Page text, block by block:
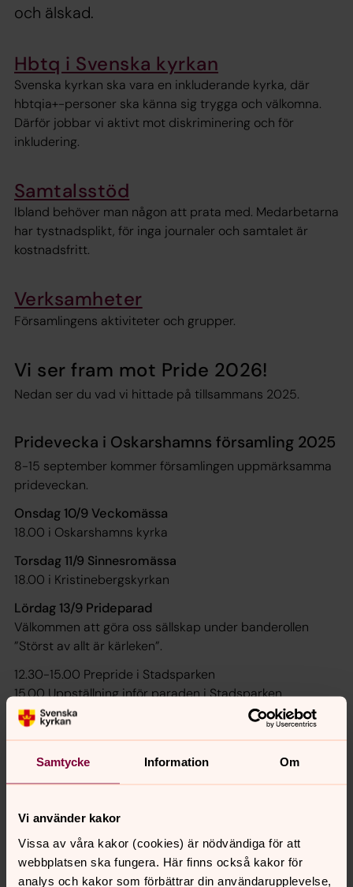
Samtycke Information Om
Vi använder kakor
Vissa av våra kakor (cookies) är nödvändiga för att
webbplatsen ska fungera. Här finns också kakor för
analys och kakor som förbättrar din användarupplevelse,
och älskad.
Hbtq i Svenska kyrkan
Svenska kyrkan ska vara en inkluderande kyrka, där
hbtqia+-personer ska känna sig trygga och välkomna.
Därför jobbar vi aktivt mot diskriminering och för
inkludering.
Samtalsstöd
Ibland behöver man någon att prata med. Medarbetarna
har tystnadsplikt, för inga journaler och samtalet är
kostnadsfritt.
Verksamheter
Församlingens aktiviteter och grupper.
Vi ser fram mot Pride 2026!
Nedan ser du vad vi hittade på tillsammans 2025.
Pridevecka i Oskarshamns församling 2025
8-15 september kommer församlingen uppmärksamma
prideveckan.
Onsdag 10/9 Veckomässa
18.00 i Oskarshamns kyrka
Torsdag 11/9 Sinnesromässa
18.00 i Kristinebergskyrkan
Lördag 13/9 Prideparad
Välkommen att göra oss sällskap under banderollen
”Störst av allt är kärleken”.
12.30-15.00 Prepride i Stadsparken
15.00 Uppställning inför paraden i Stadsparken
15.30 Prideparad.
Läs mer här:Oskarshamnpride
Söndag 14/9 Vem var Henri Nouwen?
Oskarshamns kyrka kl. 16.00
Söndag 14/9 "Under regnbågen är vi alla lika"
Gudstjänst i Oskarshamns kyrka kl. 19.00
Välkommen till en inkluderande gudstjänst som firar